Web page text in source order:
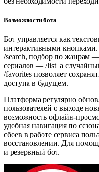
Возможности бота
Бот управляется как
интерактивными кнопками.
/search, подбор по жанрам
сериалов — /list, а
/favorites позволяет
доступа в будущем.
Платформа регулярно
пользователей о выходе
возможность офлайн-
удобная навигация по
сбоев в работе сервиса
восстановлении. Для
и резервный бот.